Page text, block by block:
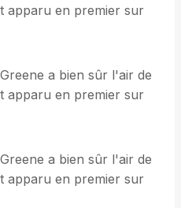
apparu en premier sur
a bien sûr l'air de
apparu en premier sur
a bien sûr l'air de
apparu en premier sur